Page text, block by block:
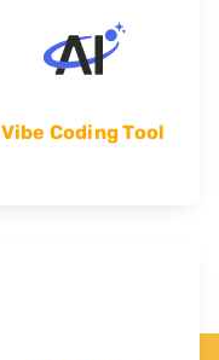
Vibe Coding Tool